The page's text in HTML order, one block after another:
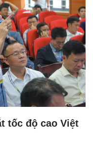
tốc độ cao Việt